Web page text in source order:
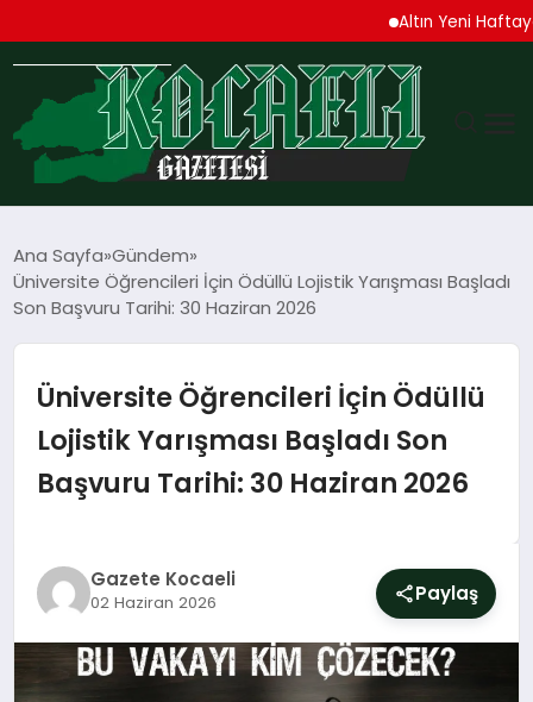
Altın Yeni Haftaya
TEKNOLOJI
MAGAZIN
YAŞAM
DÜNYA
Ana Sayfa Gündem
Üniversite Öğrencileri İçin Ödüllü Lojistik Yarışması Başladı
Son Başvuru Tarihi: 30 Haziran 2026
Üniversite Öğrencileri İçin Ödüllü
Lojistik Yarışması Başladı Son
Başvuru Tarihi: 30 Haziran 2026
Gazete Kocaeli
02 Haziran 2026 Paylaş